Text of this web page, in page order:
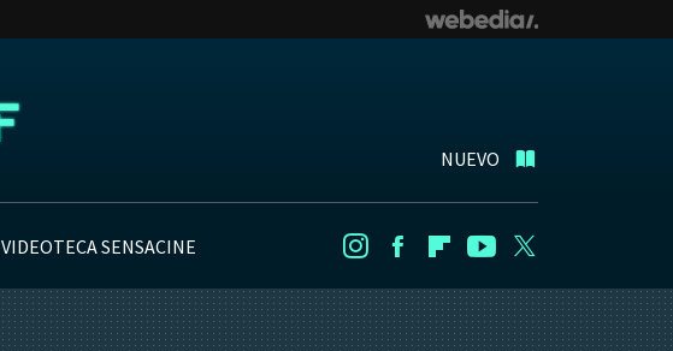
NUEVO
VIDEOTECA SENSACINE InstagramFacebookFlipboard
Youtube